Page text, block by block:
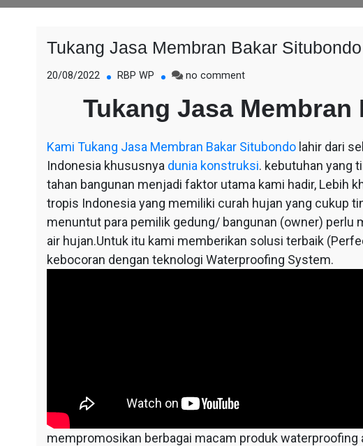
Tukang Jasa Membran Bakar Situbondo
20/08/2022 RBP WP no commenton
Jasa
Membran
Situbondo
Tukang Jasa
Kami Tukang Jasa Membran Bakar Situbondo lahir dari
Indonesia khususnya dunia konstruksi. kebutuhan yang
tahan bangunan menjadi faktor utama kami hadir, Lebih
tropis Indonesia yang memiliki curah hujan yang cukup
menuntut para pemilik gedung/ bangunan (owner) perlu
air hujan.Untuk itu kami memberikan solusi terbaik
kebocoran dengan teknologi Waterproofing System.
mempromosikan berbagai macam produk waterproofing